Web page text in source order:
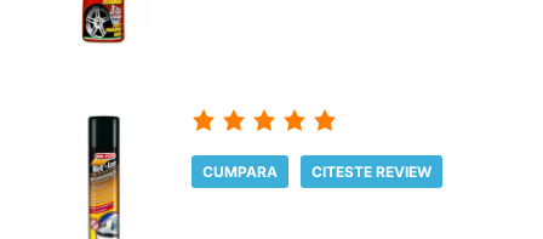
CUMPARA CITESTE REVIEW